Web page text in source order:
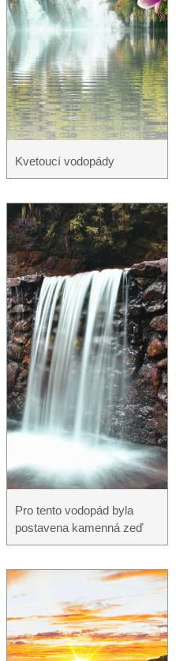
Kvetoucí vodopády
Pro tento vodopád byla
postavena kamenná zeď